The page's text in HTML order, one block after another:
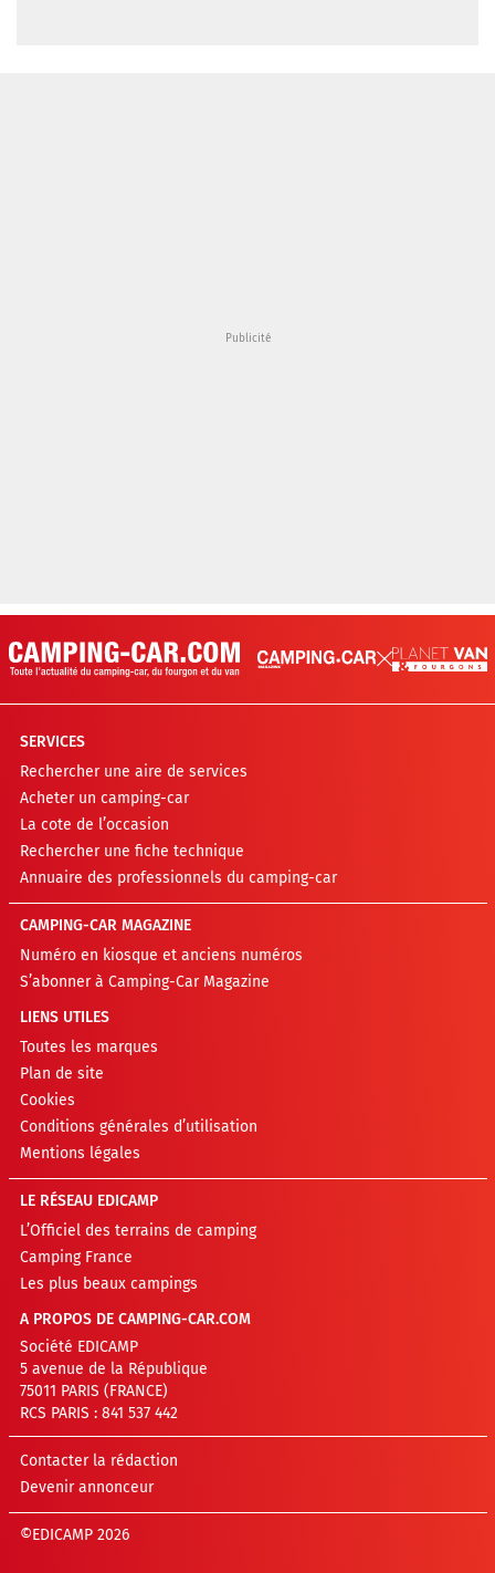
SERVICES
Rechercher une aire de services
Acheter un camping-car
La cote de l’occasion
Rechercher une fiche technique
Annuaire des professionnels du camping-car
CAMPING-CAR MAGAZINE
Numéro en kiosque et anciens numéros
S’abonner à Camping-Car Magazine
LIENS UTILES
Toutes les marques
Plan de site
Cookies
Conditions générales d’utilisation
Mentions légales
LE RÉSEAU EDICAMP
L’Officiel des terrains de camping
Camping France
Les plus beaux campings
A PROPOS DE CAMPING-CAR.COM
Société EDICAMP
5 avenue de la République
75011 PARIS (FRANCE)
RCS PARIS : 841 537 442
Contacter la rédaction
Devenir annonceur
©EDICAMP 2026